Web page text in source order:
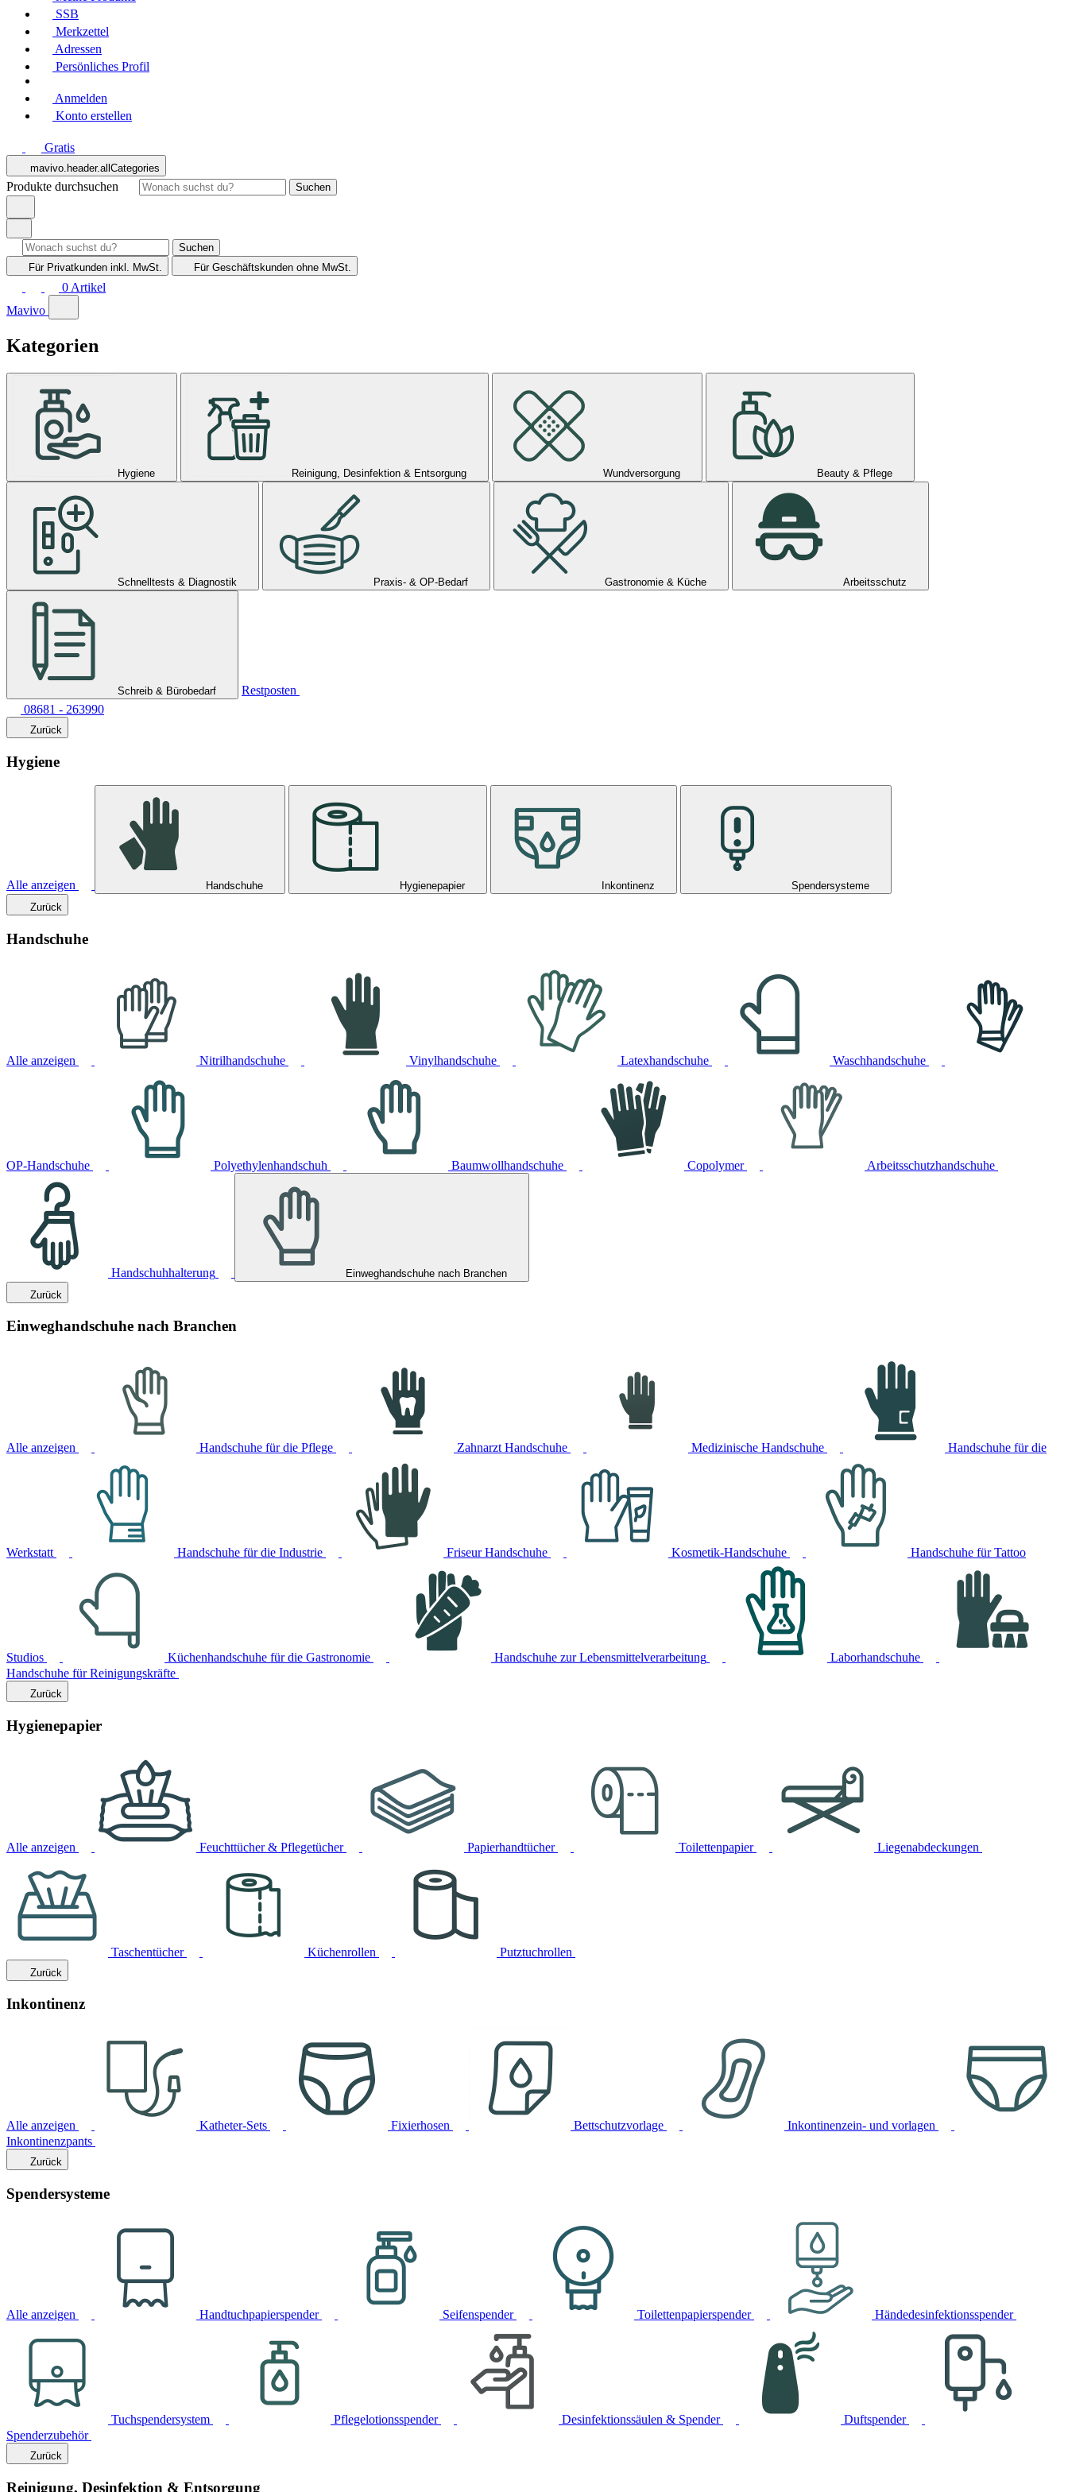
SSB
Merkzettel
Adressen
Persönliches Profil
Anmelden
Konto erstellen
Gratis
mavivo.header.allCategories
Produkte durchsuchen Suchen
Suchen
Für Privatkunden inkl. MwSt. Für Geschäftskunden ohne MwSt.
0 Artikel
Mavivo
Kategorien
Hygiene Reinigung, Desinfektion & Entsorgung Wundversorgung Beauty & Pflege
Schnelltests & Diagnostik Praxis- & OP-Bedarf Gastronomie & Küche Arbeitsschutz
Schreib & Bürobedarf
Restposten
08681 - 263990
Zurück
Hygiene
Alle anzeigen Handschuhe Hygienepapier Inkontinenz
Spendersysteme
Zurück
Handschuhe
Alle anzeigen Nitrilhandschuhe Vinylhandschuhe Latexhandschuhe Waschhandschuhe
OP-Handschuhe Polyethylenhandschuh Baumwollhandschuhe Copolymer Arbeitsschutzhandschuhe
Handschuhhalterung
Einweghandschuhe nach Branchen
Zurück
Einweghandschuhe nach Branchen
Alle anzeigen Handschuhe für die Pflege Zahnarzt Handschuhe Medizinische Handschuhe Handschuhe für die
Werkstatt Handschuhe für die Industrie Friseur Handschuhe Kosmetik-Handschuhe Handschuhe für Tattoo
Studios Küchenhandschuhe für die Gastronomie Handschuhe zur Lebensmittelverarbeitung
Laborhandschuhe
Handschuhe für Reinigungskräfte
Zurück
Hygienepapier
Alle anzeigen Feuchttücher & Pflegetücher Papierhandtücher Toilettenpapier Liegenabdeckungen
Taschentücher Küchenrollen Putztuchrollen
Zurück
Inkontinenz
Alle anzeigen Katheter-Sets Fixierhosen Bettschutzvorlage
Inkontinenzein- und vorlagen
Inkontinenzpants
Zurück
Spendersysteme
Alle anzeigen Handtuchpapierspender Seifenspender Toilettenpapierspender Händedesinfektionsspender
Tuchspendersystem Pflegelotionsspender Desinfektionssäulen & Spender
Duftspender
Spenderzubehör
Zurück
Reinigung, Desinfektion & Entsorgung